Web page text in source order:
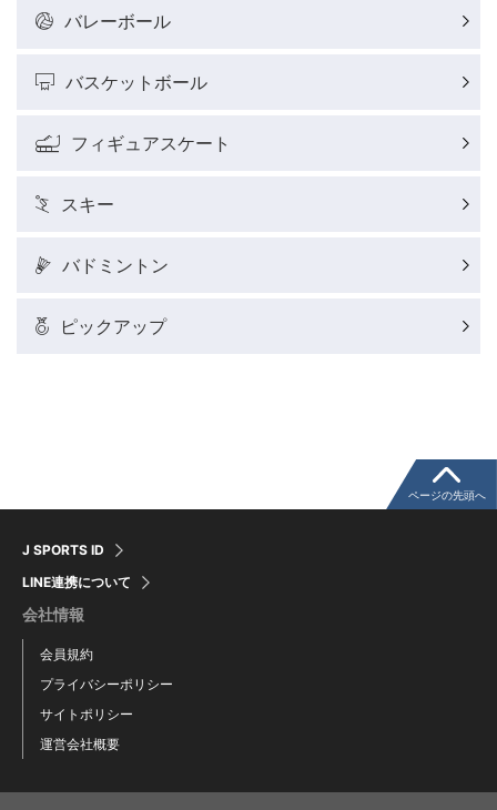
バスケットボールレポート
F1コラム
バレーボール
バスケットボール
フィギュアスケート
スキー
バドミントン
ピックアップ
J SPORTS ID
LINE連携について
会社情報
会員規約
プライバシーポリシー
サイトポリシー
運営会社概要
ページの先頭へ